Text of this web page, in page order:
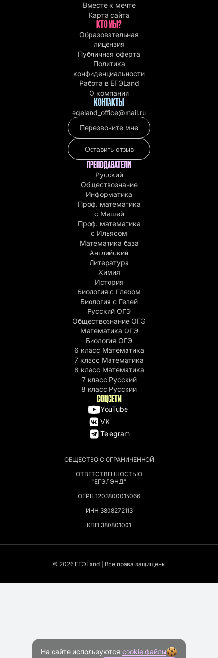
ОБЩЕСТВО С ОГРАНИЧЕННОЙ
ОТВЕТСТВЕННОСТЬЮ
"ЕГЭЛЭНД"
ОГРН 1203800015066
ИНН 3808272113
КПП 380801001
Вместе к мечте
Карта сайта
КТО МЫ?
Образовательная
лицензия
Публичная оферта
Политика
конфиденциальности
Работа в EГЭLand
О компании
КОНТАКТЫ
egeland_office@mail.ru
Перезвоните мне
Оставить отзыв
ПРЕПОДАВАТЕЛИ
Русский
Обществознание
Информатика
Проф. математика
с Машей
Проф. математика
c Ильясом
Математика база
Английский
Литература
Химия
История
Биология с Глебом
Биология с Гелей
Русский ОГЭ
Обществознание ОГЭ
Математика ОГЭ
Биология ОГЭ
6 класс Математика
7 класс Математика
8 класс Математика
7 класс Русский
8 класс Русский
СОЦСЕТИ
YouTube
VK
Telegram
© 2026 EГЭLand | Все права защищены
На сайте используются cookie файлы